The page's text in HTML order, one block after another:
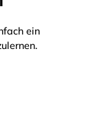
ein